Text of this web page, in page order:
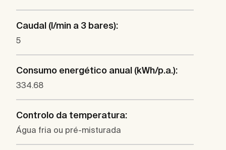
Caudal (l/min a 3 bares):
5
Consumo energético anual (kWh/p.a.):
334.68
Controlo da temperatura:
Água fria ou pré-misturada